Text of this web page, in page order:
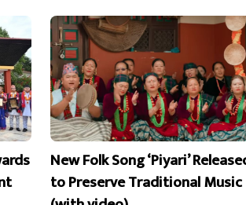
New Folk Song ‘Piyari’
to Preserve Traditional Music